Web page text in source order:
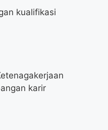
kualifikasi
karir